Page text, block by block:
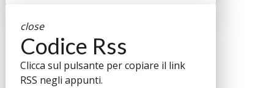
close
Codice Rss
Clicca sul pulsante per copiare il link
RSS negli appunti.